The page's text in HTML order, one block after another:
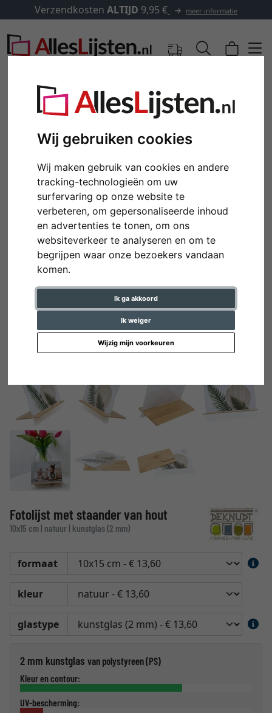
Wij gebruiken cookies
Wij maken gebruik van cookies en andere
tracking-technologieën om uw
surfervaring op onze website te
verbeteren, om gepersonaliseerde inhoud
en advertenties te tonen, om ons
websiteverkeer te analyseren en om te
begrijpen waar onze bezoekers vandaan
komen.
Ik ga akkoord
Ik weiger
Wijzig mijn voorkeuren
Verzendkosten ALTIJD 9,95 € meer informatie
Terug
Fotolijst met staander van hout
10x15 cm | natuur | kunstglas (2 mm)
formaat
kleur
glastype
2 mm kunstglas van polystyreen (PS)
Kleur en contour:
UV-bescherming: